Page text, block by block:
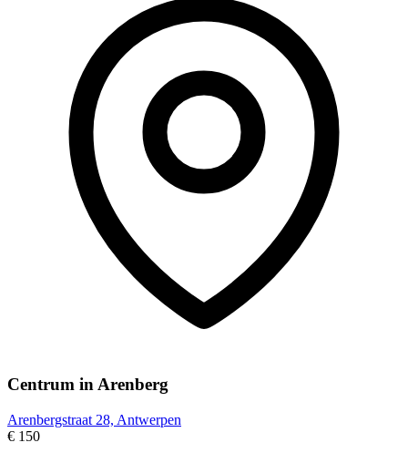
Centrum in Arenberg
Arenbergstraat 28, Antwerpen
€ 150